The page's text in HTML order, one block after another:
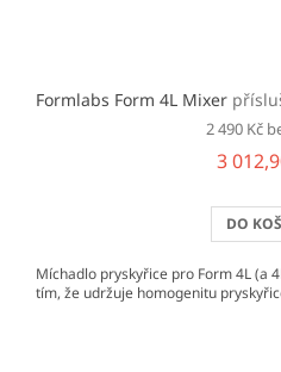
Formlabs Form 4L Mixer
2 490 Kč
3
DO
Míchadlo pryskyřice pro Form 4L (a
tím, že udržuje homogenitu